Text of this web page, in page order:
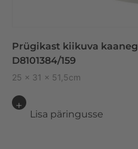
Prügikast kiikuva
D8101384/159
25 x 31 x 51,5cm
Lisa päringusse